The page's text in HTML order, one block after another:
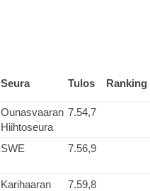
Seura Tulos Ranking
Ounasvaaran
Hiihtoseura
7.54,7
SWE 7.56,9
Karihaaran
7.59,8